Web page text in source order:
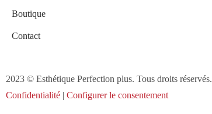
Boutique
Contact
2023 © Esthétique Perfection plus. Tous droits réservés.
Confidentialité | Configurer le consentement